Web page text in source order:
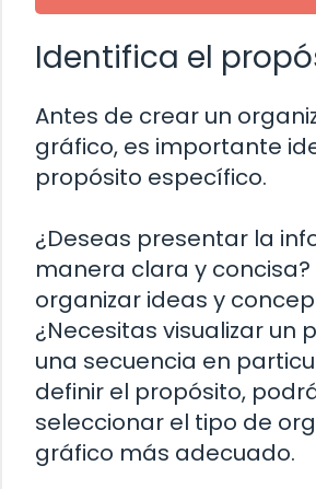
Identifica el
Antes de crear un
gráfico, es importante
propósito específico.
¿Deseas presentar la
manera clara y concisa?
organizar ideas y
¿Necesitas visualizar un
una secuencia en
definir el propósito,
seleccionar el tipo de
gráfico más adecuado.